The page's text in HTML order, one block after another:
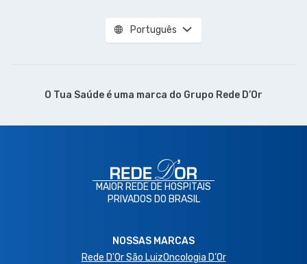
Português
O Tua Saúde é uma marca do Grupo Rede D’Or
MAIOR REDE DE HOSPITAIS
PRIVADOS DO BRASIL
NOSSAS MARCAS
Rede D'Or São LuizOncologia D’Or